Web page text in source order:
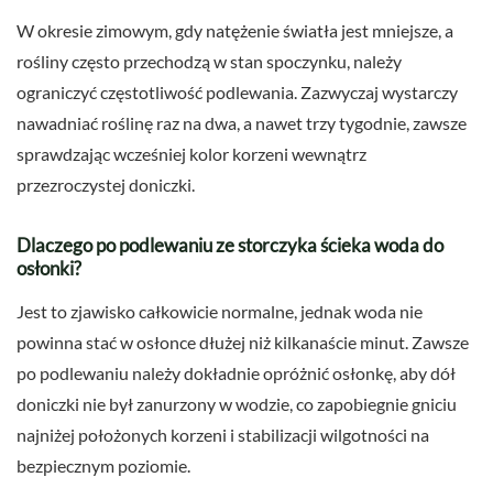
W okresie zimowym, gdy natężenie światła jest mniejsze, a
rośliny często przechodzą w stan spoczynku, należy
ograniczyć częstotliwość podlewania. Zazwyczaj wystarczy
nawadniać roślinę raz na dwa, a nawet trzy tygodnie, zawsze
sprawdzając wcześniej kolor korzeni wewnątrz
przezroczystej doniczki.
Dlaczego po podlewaniu ze storczyka ścieka woda do
osłonki?
Jest to zjawisko całkowicie normalne, jednak woda nie
powinna stać w osłonce dłużej niż kilkanaście minut. Zawsze
po podlewaniu należy dokładnie opróżnić osłonkę, aby dół
doniczki nie był zanurzony w wodzie, co zapobiegnie gniciu
najniżej położonych korzeni i stabilizacji wilgotności na
bezpiecznym poziomie.